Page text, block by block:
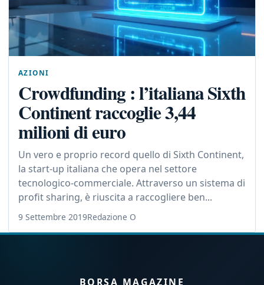
AZIONI
Crowdfunding : l’italiana Sixth
Continent raccoglie 3,44
milioni di euro
Un vero e proprio record quello di Sixth Continent,
la start-up italiana che opera nel settore
tecnologico-commerciale. Attraverso un sistema di
profit sharing, è riuscita a raccogliere ben...
9 Settembre 2019Redazione O
BORSA MAGAZINE